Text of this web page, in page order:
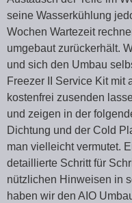
seine Wasserkühlung
Wochen Wartezeit
umgebaut zurückerhält.
und sich den Umbau
Freezer II Service Kit mit
kostenfrei zusenden
und zeigen in der
Dichtung und der Cold
man vielleicht vermutet.
detaillierte Schritt für
nützlichen Hinweisen in
haben wir den AIO